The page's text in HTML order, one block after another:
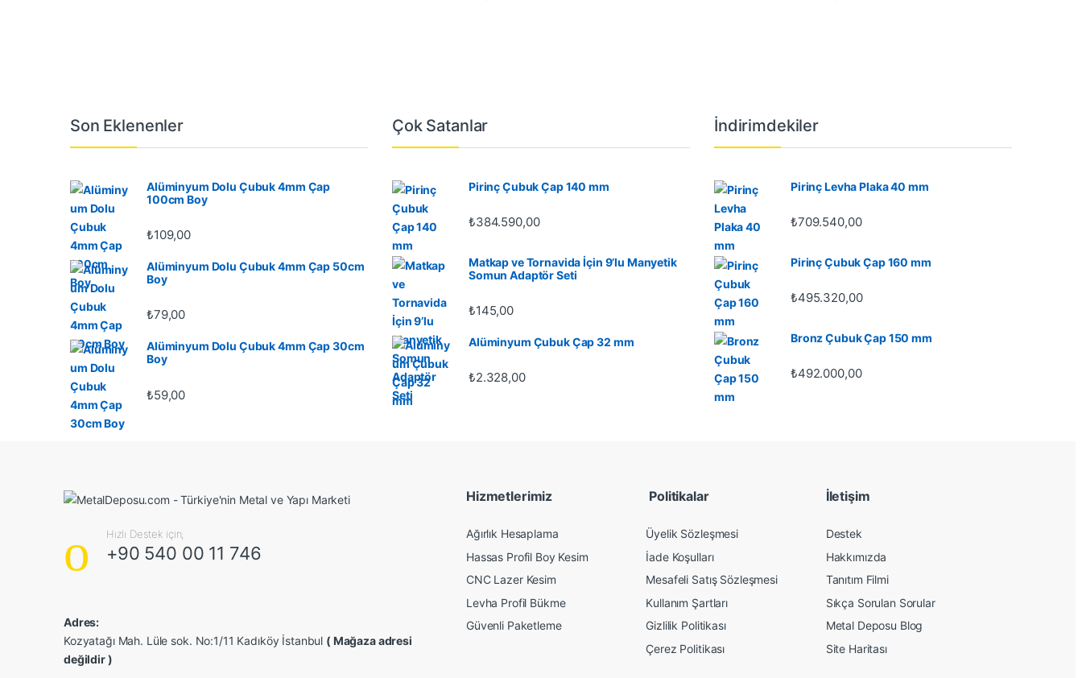
Son Eklenenler
Alüminyum Dolu Çubuk 4mm Çap
100cm Boy
₺109,00
Alüminyum Dolu Çubuk 4mm Çap 50cm
Boy
₺79,00
Alüminyum Dolu Çubuk 4mm Çap 30cm
Boy
₺59,00
Çok Satanlar
Pirinç Çubuk Çap 140 mm
₺384.590,00
Matkap ve Tornavida İçin 9’lu Manyetik
Somun Adaptör Seti
₺145,00
Alüminyum Çubuk Çap 32 mm
₺2.328,00
İndirimdekiler
Pirinç Levha Plaka 40 mm
₺709.540,00
Pirinç Çubuk Çap 160 mm
₺495.320,00
Bronz Çubuk Çap 150 mm
₺492.000,00
Hızlı Destek için;
+90 540 00 11 746
Adres:
Kozyatağı Mah. Lüle sok. No:1/11 Kadıköy İstanbul ( Mağaza adresi
değildir )
Hizmetlerimiz
Ağırlık Hesaplama
Hassas Profil Boy Kesim
CNC Lazer Kesim
Levha Profil Bükme
Güvenli Paketleme
Politikalar
Üyelik Sözleşmesi
İade Koşulları
Mesafeli Satış Sözleşmesi
Kullanım Şartları
Gizlilik Politikası
Çerez Politikası
İletişim
Destek
Hakkımızda
Tanıtım Filmi
Sıkça Sorulan Sorular
Metal Deposu Blog
Site Haritası